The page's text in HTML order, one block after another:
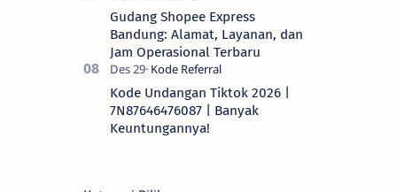
Gudang Shopee Express
Bandung: Alamat, Layanan, dan
Jam Operasional Terbaru
Kode Undangan Tiktok 2026 |
7N87646476087 | Banyak
Keuntungannya!